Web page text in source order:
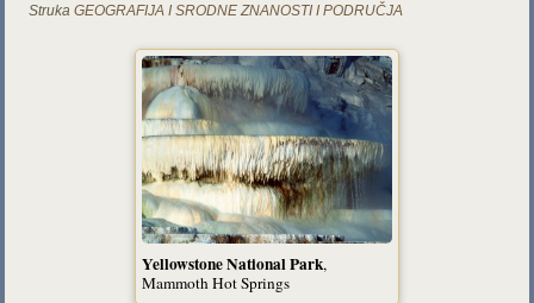
Struka GEOGRAFIJA I SRODNE ZNANOSTI I PODRUČJA
Yellowstone National Park,
Mammoth Hot Springs